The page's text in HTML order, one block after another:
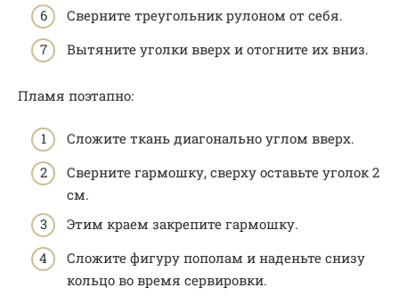
Сверните треугольник рулоном от себя.
Вытяните уголки вверх и отогните их вниз.
Пламя поэтапно:
Сложите ткань диагонально углом вверх.
Сверните гармошку, сверху оставьте уголок 2
см.
Этим краем закрепите гармошку.
Сложите фигуру пополам и наденьте снизу
кольцо во время сервировки.